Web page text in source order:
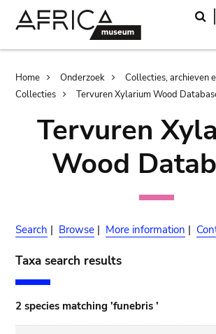
Breadcrumb
Home Onderzoek
Collecties, archieven
Collecties
Tervuren Xylarium Wood
Tervuren
Wood
Search | Browse | More information |
Taxa search results
2 species matching 'funebris '